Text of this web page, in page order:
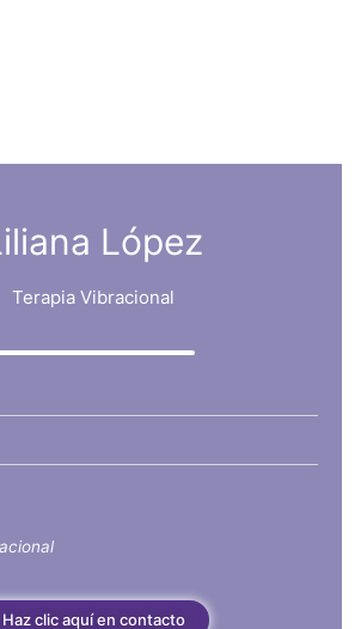
López
Terapia Vibracional
Haz clic aquí en contacto